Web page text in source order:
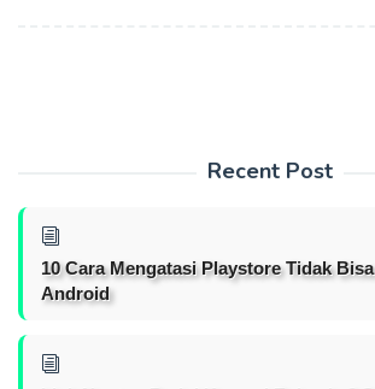
Recent Post
10 Cara Mengatasi Playstore Tidak
Android